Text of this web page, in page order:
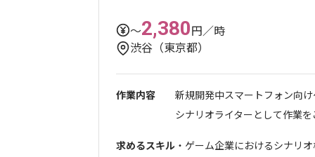
〜2,380円／時
渋谷（東京都）
作業内容
新規開発中スマートフォン向
シナリオライターとして作業を
求めるスキル ・ゲーム企業におけるシナリ